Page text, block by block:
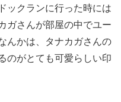
ックランに行った時には
ガさんが部屋の中でユー
んかは、タナカガさんの
のがとても可愛らしい印